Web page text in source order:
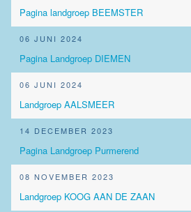
Pagina landgroep BEEMSTER
06 JUNI 2024
Pagina Landgroep DIEMEN
06 JUNI 2024
Landgroep AALSMEER
14 DECEMBER 2023
Pagina Landgroep Purmerend
08 NOVEMBER 2023
Landgroep KOOG AAN DE ZAAN